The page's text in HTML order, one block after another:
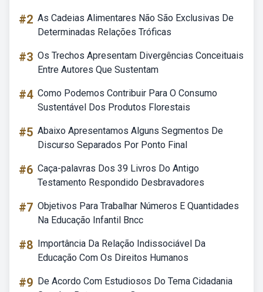
#2 As Cadeias Alimentares Não São Exclusivas De
Determinadas Relações Tróficas
#3 Os Trechos Apresentam Divergências Conceituais
Entre Autores Que Sustentam
#4 Como Podemos Contribuir Para O Consumo
Sustentável Dos Produtos Florestais
#5 Abaixo Apresentamos Alguns Segmentos De
Discurso Separados Por Ponto Final
#6 Caça-palavras Dos 39 Livros Do Antigo
Testamento Respondido Desbravadores
#7 Objetivos Para Trabalhar Números E Quantidades
Na Educação Infantil Bncc
#8 Importância Da Relação Indissociável Da
Educação Com Os Direitos Humanos
#9 De Acordo Com Estudiosos Do Tema Cidadania